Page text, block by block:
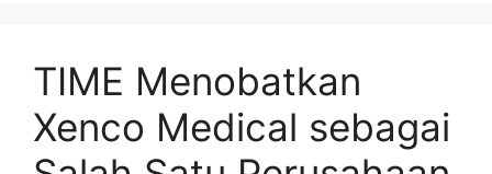
TIME Menobatkan
Xenco Medical sebagai